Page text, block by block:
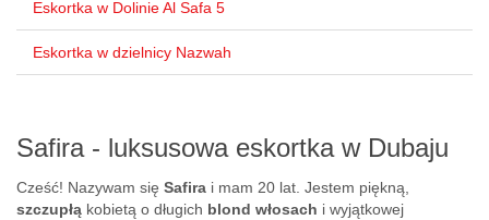
Safira - luksusowa eskortka w Dubaju
Cześć! Nazywam się Safira i mam 20 lat. Jestem piękną,
szczupłą kobietą o długich blond włosach i wyjątkowej
Eskortka w Dolinie Al Safa 5
Eskortka w dzielnicy Nazwah